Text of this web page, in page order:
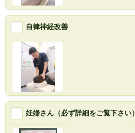
自律神経改善
妊婦さん（必ず詳細をご覧下さい）